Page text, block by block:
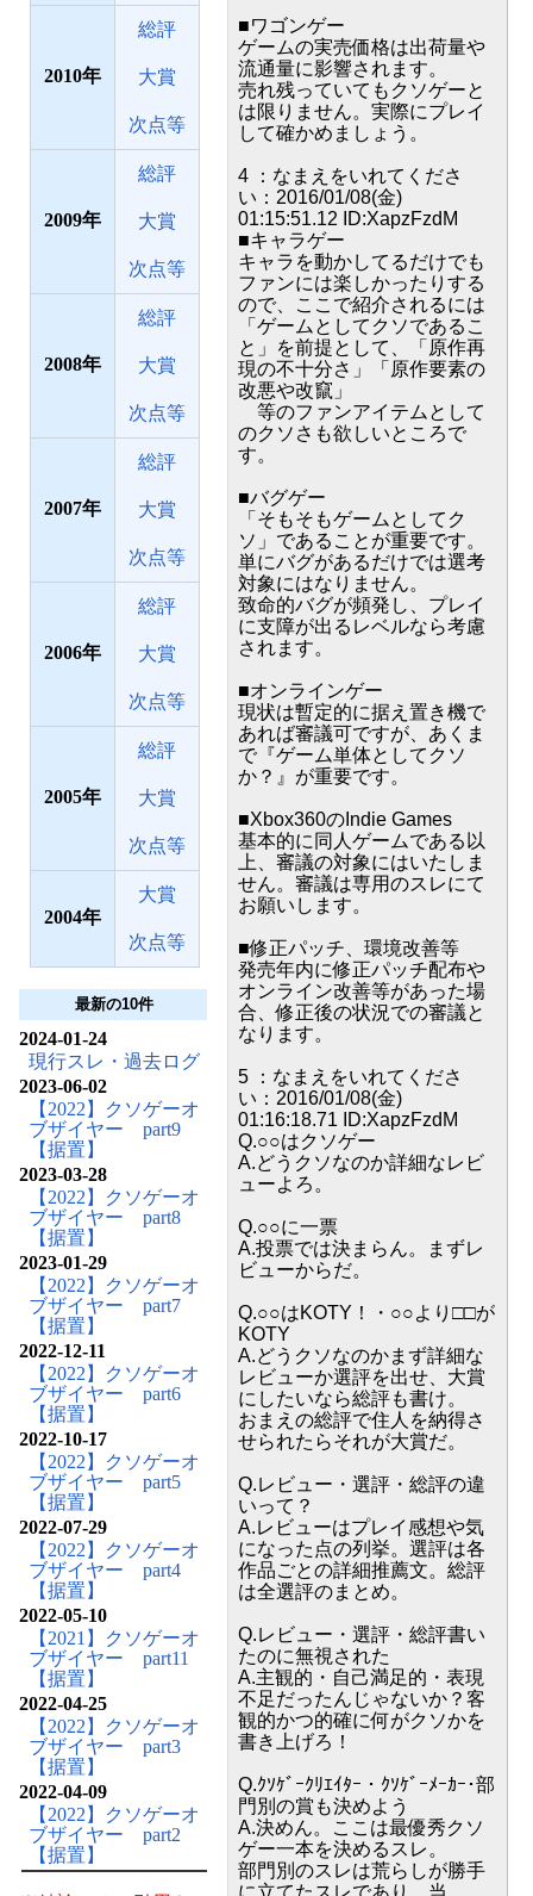
2010
総評
大賞
次点等
2009
総評
大賞
次点等
2008
総評
大賞
次点等
2007
総評
大賞
次点等
2006
総評
大賞
次点等
2005
総評
大賞
次点等
2004
大賞
次点等
最新の10件
2024-01-24
現行スレ・過去ログ
2023-06-02
【2022】クソゲーオ
ブザイヤー part9
【据置】
2023-03-28
【2022】クソゲーオ
ブザイヤー part8
【据置】
2023-01-29
【2022】クソゲーオ
ブザイヤー part7
【据置】
2022-12-11
【2022】クソゲーオ
ブザイヤー part6
【据置】
2022-10-17
【2022】クソゲーオ
ブザイヤー part5
【据置】
2022-07-29
【2022】クソゲーオ
ブザイヤー part4
【据置】
2022-05-10
【2021】クソゲーオ
ブザイヤー part11
【据置】
2022-04-25
【2022】クソゲーオ
ブザイヤー part3
【据置】
2022-04-09
【2022】クソゲーオ
ブザイヤー part2
【据置】
■ワゴンゲー
ゲームの実売価格は出荷量や
流通量に影響されます。
売れ残っていてもクソゲーと
は限りません。実際にプレイ
して確かめましょう。
4 ：なまえをいれてくださ
い：2016/01/08(金)
01:15:51.12 ID:XapzFzdM
■キャラゲー
キャラを動かしてるだけでも
ファンには楽しかったりする
ので、ここで紹介されるには
「ゲームとしてクソであるこ
と」を前提として、「原作再
現の不十分さ」「原作要素の
改悪や改竄」
等のファンアイテムとして
のクソさも欲しいところで
す。
■バグゲー
「そもそもゲームとしてク
ソ」であることが重要です。
単にバグがあるだけでは選考
対象にはなりません。
致命的バグが頻発し、プレイ
に支障が出るレベルなら考慮
されます。
■オンラインゲー
現状は暫定的に据え置き機で
あれば審議可ですが、あくま
で『ゲーム単体としてクソ
か？』が重要です。
■Xbox360のIndie Games
基本的に同人ゲームである以
上、審議の対象にはいたしま
せん。審議は専用のスレにて
お願いします。
■修正パッチ、環境改善等
発売年内に修正パッチ配布や
オンライン改善等があった場
合、修正後の状況での審議と
なります。
5 ：なまえをいれてくださ
い：2016/01/08(金)
01:16:18.71 ID:XapzFzdM
Q.○○はクソゲー
A.どうクソなのか詳細なレビ
ューよろ。
Q.○○に一票
A.投票では決まらん。まずレ
ビューからだ。
Q.○○はKOTY！・○○より□□が
KOTY
A.どうクソなのかまず詳細な
レビューか選評を出せ、大賞
にしたいなら総評も書け。
おまえの総評で住人を納得さ
せられたらそれが大賞だ。
Q.レビュー・選評・総評の違
いって？
A.レビューはプレイ感想や気
になった点の列挙。選評は各
作品ごとの詳細推薦文。総評
は全選評のまとめ。
Q.レビュー・選評・総評書い
たのに無視された
A.主観的・自己満足的・表現
不足だったんじゃないか？客
観的かつ的確に何がクソかを
書き上げろ！
Q.ｸｿｹﾞｰｸﾘｴｲﾀｰ・ｸｿｹﾞｰﾒｰｶｰ･部
門別の賞も決めよう
A.決めん。ここは最優秀クソ
ゲー一本を決めるスレ。
部門別のスレは荒らしが勝手
に立てたスレであり、当